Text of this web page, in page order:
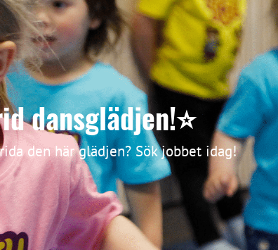
dansglädjen!⭐
den här glädjen? Sök jobbet idag!